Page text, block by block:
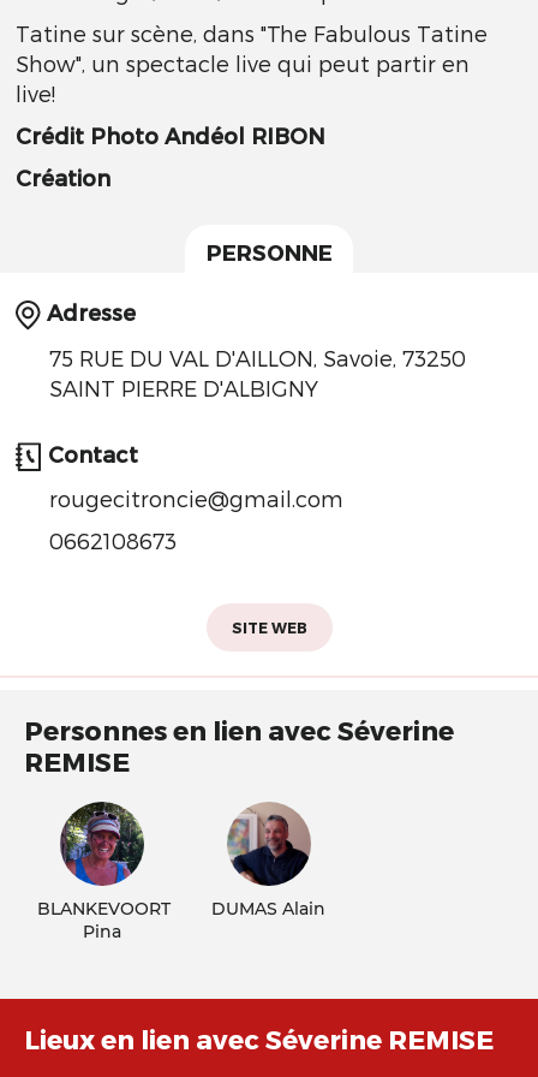
Tatine sur scène, dans "The Fabulous Tatine
Show", un spectacle live qui peut partir en
live!
Crédit Photo Andéol RIBON
Création
PERSONNE
Adresse
75 RUE DU VAL D'AILLON, Savoie, 73250
SAINT PIERRE D'ALBIGNY
Contact
rougecitroncie@gmail.com
0662108673
SITE WEB
Personnes en lien avec Séverine
REMISE
BLANKEVOORT
Pina
DUMAS Alain
Lieux en lien avec Séverine REMISE